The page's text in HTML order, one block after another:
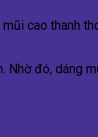
cao thanh
đó, dáng